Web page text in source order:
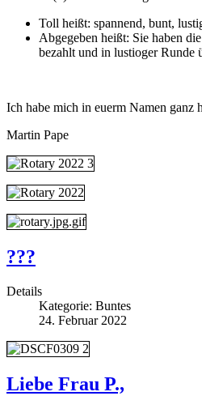
Toll heißt: spannend, bunt,
Abgegeben heißt: Sie haben
bezahlt und in lustioger Runde
Ich habe mich in euerm Namen ganz
Martin Pape
???
Details
Kategorie: Buntes
24. Februar 2022
Liebe Frau P.,